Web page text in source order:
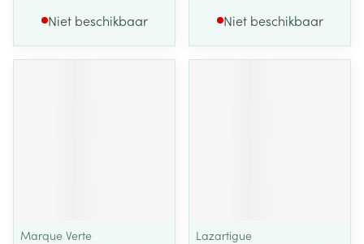
Niet beschikbaar Niet beschikbaar
Marque Verte
Lazartigue